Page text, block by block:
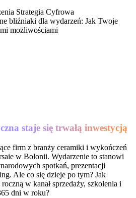
Strategia Cyfrowa
staje się trwałą inwestycją
firm z branży ceramiki i wykończeń
w Bolonii. Wydarzenie to stanowi
spotkań, prezentacji
Ale co się dzieje po tym? Jak
w kanał sprzedaży, szkolenia i
dni w roku?